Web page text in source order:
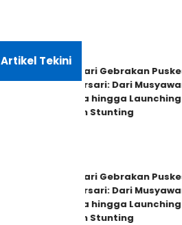
Artikel Tekini
Dua Hari Gebrakan Puskesmas
Banjarsari: Dari Musyawarah
Warga hingga Launching PMT
Cegah Stunting
Dua Hari Gebrakan Puskesmas
Banjarsari: Dari Musyawarah
Warga hingga Launching PMT
Cegah Stunting